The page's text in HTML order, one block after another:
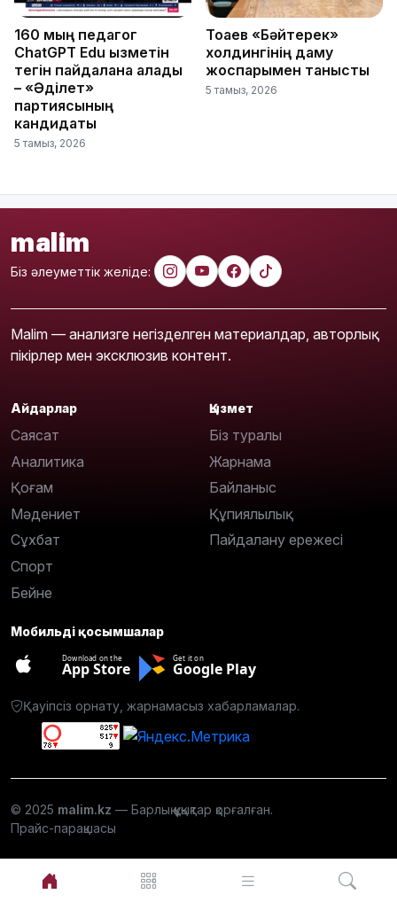
160 мың педагог
ChatGPT Edu қызметін
тегін пайдалана алады
– «Әділет»
партиясының
кандидаты
5 тамыз, 2026
Тоқаев «Бәйтерек»
холдингінің даму
жоспарымен танысты
5 тамыз, 2026
malim
Біз әлеуметтік желіде:
Malim — анализге негізделген материалдар, авторлық
пікірлер мен эксклюзив контент.
Айдарлар
Саясат
Аналитика
Қоғам
Мәдениет
Сұхбат
Спорт
Бейне
Қызмет
Біз туралы
Жарнама
Байланыс
Құпиялылық
Пайдалану ережесі
Мобильді қосымшалар
Download on the
App Store
Get it on
Google Play
Қауіпсіз орнату, жарнамасыз хабарламалар.
© 2025 malim.kz — Барлық құқықтар қорғалған.
Прайс-парақшасы